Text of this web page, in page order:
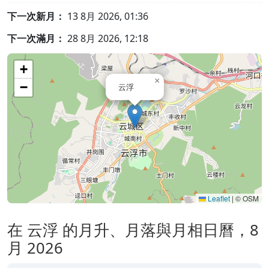
下一次新月： 13 8月 2026, 01:36
下一次滿月： 28 8月 2026, 12:18
云浮
×
+
−
Leaflet | © OSM
在 云浮 的月升、月落與月相日曆，8
月 2026